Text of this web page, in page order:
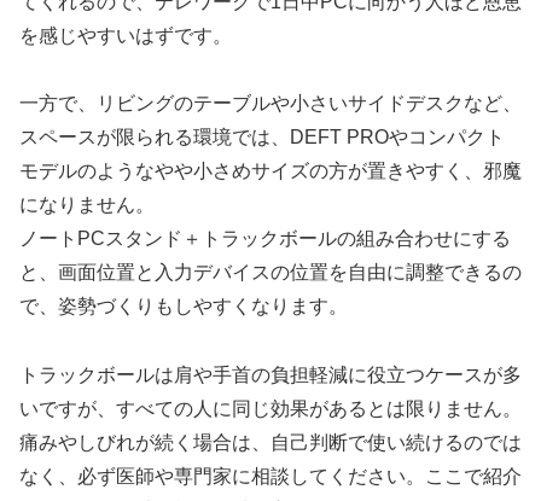
を感じやすいはずです。
一方で、リビングのテーブルや小さいサイドデスクなど、
スペースが限られる環境では、DEFT PROやコンパクト
モデルのようなやや小さめサイズの方が置きやすく、邪魔
になりません。
ノートPCスタンド＋トラックボールの組み合わせにする
と、画面位置と入力デバイスの位置を自由に調整できるの
で、姿勢づくりもしやすくなります。
トラックボールは肩や手首の負担軽減に役立つケースが多
いですが、すべての人に同じ効果があるとは限りません。
痛みやしびれが続く場合は、自己判断で使い続けるのでは
なく、必ず医師や専門家に相談してください。ここで紹介